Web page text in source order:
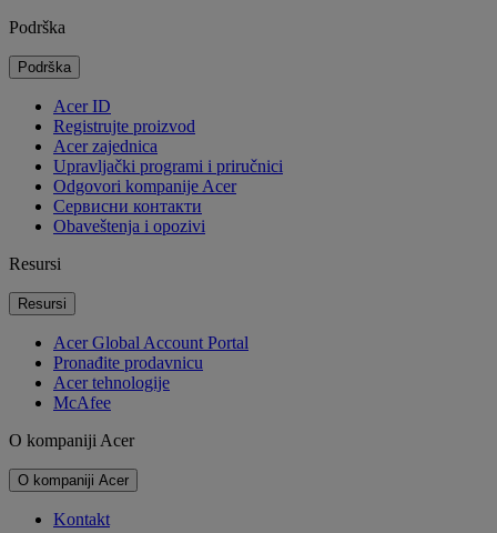
Podrška
Podrška
Acer ID
Registrujte proizvod
Acer zajednica
Upravljački programi i priručnici
Odgovori kompanije Acer
Cервисни контакти
Obaveštenja i opozivi
Resursi
Resursi
Acer Global Account Portal
Pronađite prodavnicu
Acer tehnologije
McAfee
O kompaniji Acer
O kompaniji Acer
Kontakt